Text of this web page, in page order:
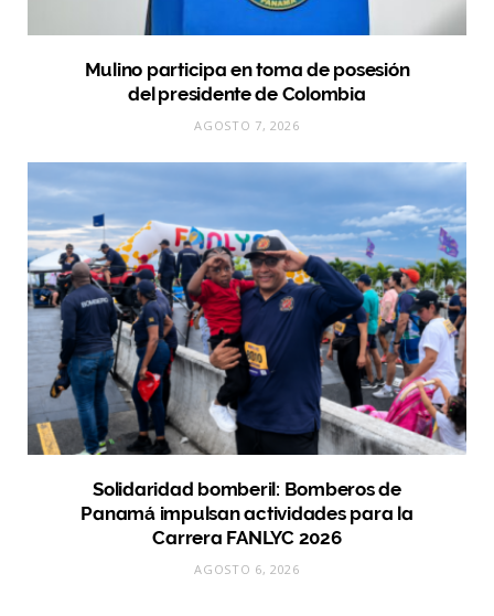
Mulino participa en toma de posesión
del presidente de Colombia
AGOSTO 7, 2026
Solidaridad bomberil: Bomberos de
Panamá impulsan actividades para la
Carrera FANLYC 2026
AGOSTO 6, 2026